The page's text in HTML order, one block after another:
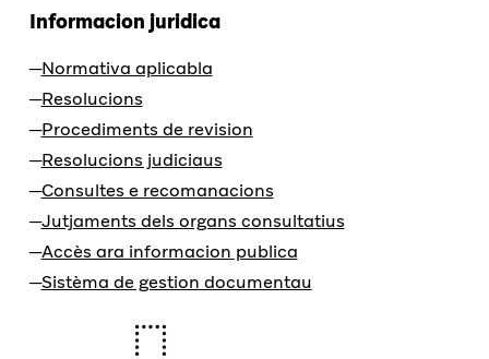
Informacion juridica
Normativa aplicabla
Resolucions
Procediments de revision
Resolucions judiciaus
Consultes e recomanacions
Jutjaments dels organs consultatius
Accès ara informacion publica
Sistèma de gestion documentau